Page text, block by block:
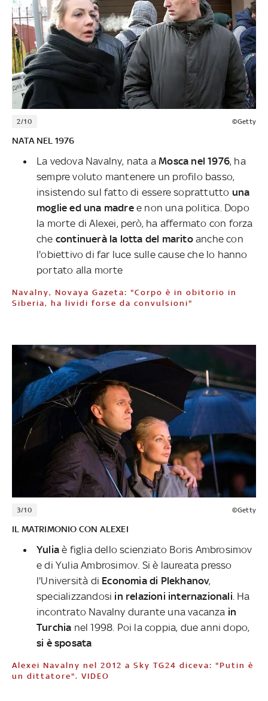
2/10 ©Getty
NATA NEL 1976
La vedova Navalny, nata aMosca nel 1976, ha
sempre voluto mantenere un profilo basso,
insistendo sul fatto di essere soprattutto una
moglie ed una madree non una politica. Dopo
la morte di Alexei, però, ha affermato con forza
che continuerà la lotta del maritoanche con
l'obiettivo di far luce sulle cause che lo hanno
portato alla morte
Navalny, Novaya Gazeta: "Corpo è in obitorio in
Siberia, ha lividi forse da convulsioni"
3/10 ©Getty
IL MATRIMONIO CON ALEXEI
Yuliaè figlia dello scienziato Boris Ambrosimov
e di Yulia Ambrosimov. Si è laureata presso
l'Università di Economia di Plekhanov,
specializzandosi in relazioni internazionali . Ha
incontrato Navalny durante una vacanza in
Turchia nel 1998. Poi la coppia, due anni dopo,
si è sposata
Alexei Navalny nel 2012 a Sky TG24 diceva: "Putin è
un dittatore". VIDEO